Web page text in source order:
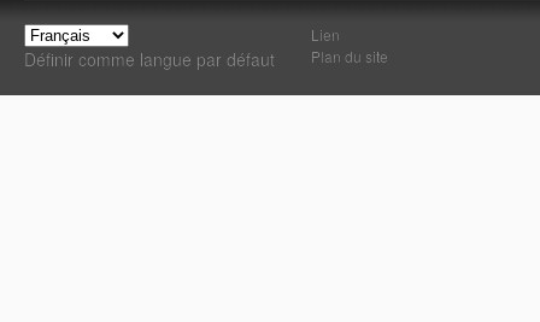
Définir comme langue par défaut
Lien
Plan du site